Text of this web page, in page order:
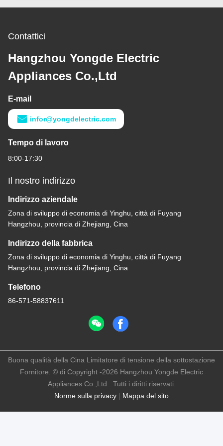
Contattici
Hangzhou Yongde Electric
Appliances Co.,Ltd
E-mail
infor@yongdelectric.com
Tempo di lavoro
8:00-17:30
Il nostro indirizzo
Indirizzo aziendale
Zona di sviluppo di economia di Yinghu, città di Fuyang
Hangzhou, provincia di Zhejiang, Cina
Indirizzo della fabbrica
Zona di sviluppo di economia di Yinghu, città di Fuyang
Hangzhou, provincia di Zhejiang, Cina
Telefono
86-571-58837611
Norme sulla privacy | Mappa del sito
Buona qualità della Cina Limitatore di tensione della sottostazione
Fornitore. © di Copyright -2026 Hangzhou Yongde Electric
Appliances Co.,Ltd . Tutti i diritti riservati.